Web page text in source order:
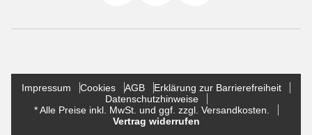
Impressum Cookies AGB
Erklärung zur Barrierefreiheit
Datenschutzhinweise
* Alle Preise inkl. MwSt. und ggf. zzgl. Versandkosten.
Vertrag widerrufen